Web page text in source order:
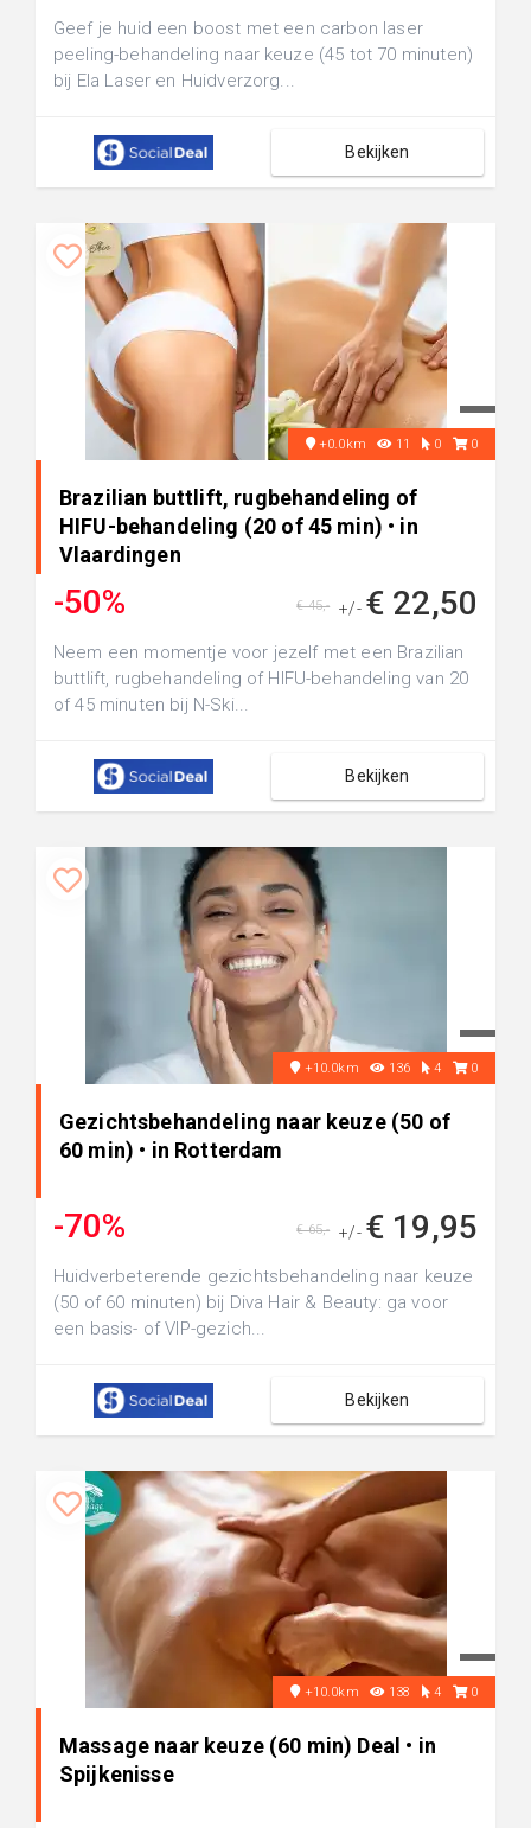
Geef je huid een boost met een carbon laser
peeling-behandeling naar keuze (45 tot 70 minuten)
bij Ela Laser en Huidverzorg...
Bekijken
+0.0km 11 0 0
Brazilian buttlift, rugbehandeling of
HIFU-behandeling (20 of 45 min) • in
Vlaardingen
-50% +/- € 22,50
€ 45,-
Neem een momentje voor jezelf met een Brazilian
buttlift, rugbehandeling of HIFU-behandeling van 20
of 45 minuten bij N-Ski...
Bekijken
+10.0km 136 4 0
Gezichtsbehandeling naar keuze (50 of
60 min) • in Rotterdam
-70% +/- € 19,95
€ 65,-
Huidverbeterende gezichtsbehandeling naar keuze
(50 of 60 minuten) bij Diva Hair & Beauty: ga voor
een basis- of VIP-gezich...
Bekijken
+10.0km 138 4 0
Massage naar keuze (60 min) Deal • in
Spijkenisse